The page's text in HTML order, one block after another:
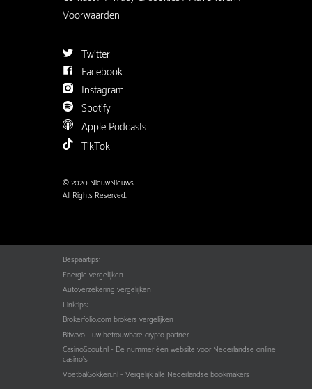
Voorwaarden
Twitter
Facebook
Instagram
Spotify
Apple Podcasts
TikTok
© 2020 NieuwNieuws.
All Rights Reserved.
Bespaartips:
Energie vergelijken
Autoverzekering vergelijken
Linktips:
Brokerfolio.com brokers vergelijken
Bitvavo - uw betrouwbare crypto partner
CasinoScout.nl - De nummer één website voor Nederlandse online
casino's
VoetbalGokken.nl - Vergelijk alle Nederlandse bookmakers